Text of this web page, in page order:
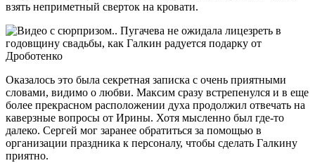
взять неприметный сверток на кровати.
Оказалось это была секретная записка с очень приятными
словами, видимо о любви. Максим сразу встрепенулся и в еще
более прекрасном расположении духа продолжил отвечать на
каверзные вопросы от Ирины. Хотя мысленно был где-то
далеко. Сергей мог заранее обратиться за помощью в
организации праздника к персоналу, чтобы сделать Галкину
приятно.